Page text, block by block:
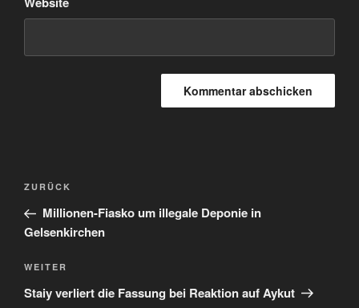
Beitragsnavigation
Vorheriger
Beitrag
ZURÜCK
Millionen-Fiasko um illegale Deponie in
Gelsenkirchen
Nächster
Beitrag
WEITER
Staiy verliert die Fassung bei Reaktion auf Aykut